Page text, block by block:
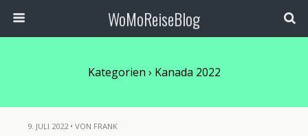
WoMoReiseBlog
Kategorien › Kanada 2022
9. JULI 2022 • VON FRANK